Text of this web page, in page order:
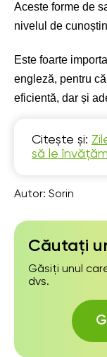
Aceste forme de
nivelul de
Este foarte
engleză, pentru
eficientă, dar și
Citește și:
să le
Autor: Sorin
Căutați
Găsiți unul
dvs.